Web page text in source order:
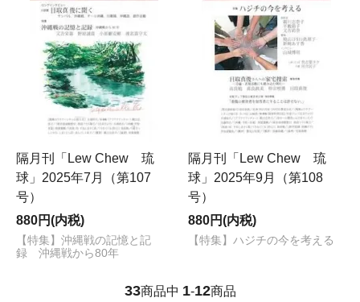
隔月刊「Lew Chew 琉
球」2025年7月（第107
号）
880円(内税)
【特集】沖縄戦の記憶と記
録 沖縄戦から80年
隔月刊「Lew Chew 琉
球」2025年9月（第108
号）
880円(内税)
【特集】ハジチの今を考える
33商品中 1-12商品